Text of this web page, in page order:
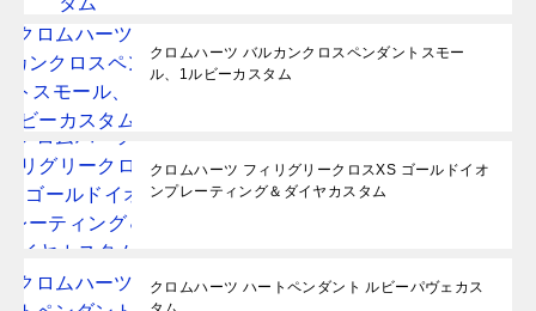
クロムハーツ バルカンクロスペンダントスモー
ル、1ルビーカスタム
クロムハーツ フィリグリークロスXS ゴールドイオ
ンプレーティング＆ダイヤカスタム
クロムハーツ ハートペンダント ルビーパヴェカス